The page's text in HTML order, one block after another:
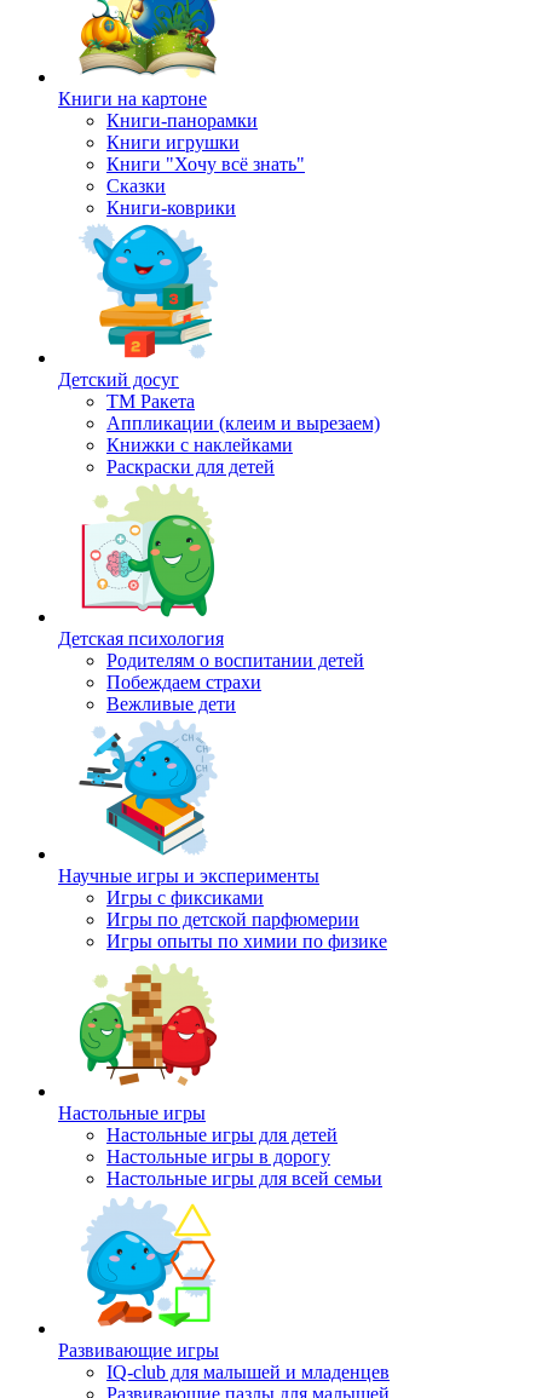
Книги на картоне
Книги-панорамки
Книги игрушки
Книги "Хочу всё знать"
Сказки
Книги-коврики
Детский досуг
ТМ Ракета
Аппликации (клеим и вырезаем)
Книжки с наклейками
Раскраски для детей
Детская психология
Родителям о воспитании детей
Побеждаем страхи
Вежливые дети
Научные игры и эксперименты
Игры с фиксиками
Игры по детской парфюмерии
Игры опыты по химии по физике
Настольные игры
Настольные игры для детей
Настольные игры в дорогу
Настольные игры для всей семьи
Развивающие игры
IQ-club для малышей и младенцев
Развивающие пазлы для малышей